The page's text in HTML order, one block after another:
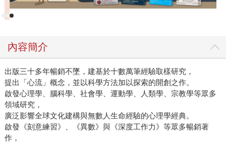
內容簡介
出版三十多年暢銷不墜，建基於十數萬筆經驗取樣研究，
提出「心流」概念，並以科學方法加以探索的開創之作。
啟發心理學、腦科學、社會學、運動學、人類學、宗教學等眾多
領域研究，
廣泛影響全球文化建構與無數人生命經驗的心理學經典。
啟發《刻意練習》、《異數》與《深度工作力》等眾多暢銷著
作，